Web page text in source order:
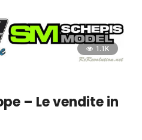
1.1K
– Le vendite in